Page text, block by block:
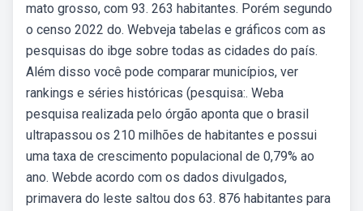
mato grosso, com 93. 263 habitantes. Porém segundo
o censo 2022 do. Webveja tabelas e gráficos com as
pesquisas do ibge sobre todas as cidades do país.
Além disso você pode comparar municípios, ver
rankings e séries históricas (pesquisa:. Weba
pesquisa realizada pelo órgão aponta que o brasil
ultrapassou os 210 milhões de habitantes e possui
uma taxa de crescimento populacional de 0,79% ao
ano. Webde acordo com os dados divulgados,
primavera do leste saltou dos 63. 876 habitantes para